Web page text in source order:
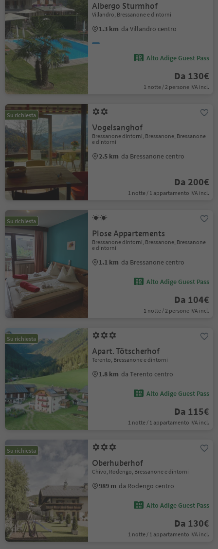
Albergo Sturmhof
Villandro, Bressanone e dintorni
1.3 km da Villandro centro
Alto Adige Guest Pass
Da 130€
1 notte / 2 persone IVA incl.
Su richiesta
Vogelsanghof
Bressanone dintorni, Bressanone, Bressanone
e dintorni
2.5 km da Bressanone centro
Da 200€
1 notte / 1 appartamento IVA incl.
Su richiesta
Plose Appartements
Bressanone dintorni, Bressanone, Bressanone
e dintorni
1.1 km da Bressanone centro
Alto Adige Guest Pass
Da 104€
1 notte / 2 persone IVA incl.
Su richiesta
Apart. Tötscherhof
Terento, Bressanone e dintorni
1.8 km da Terento centro
Alto Adige Guest Pass
Da 115€
1 notte / 1 appartamento IVA incl.
Su richiesta
Oberhuberhof
Chivo, Rodengo, Bressanone e dintorni
989 m da Rodengo centro
Alto Adige Guest Pass
Da 130€
1 notte / 1 appartamento IVA incl.